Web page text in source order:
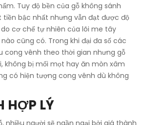
Tuy độ bền của gỗ không sánh
tiền bậc nhất nhưng vẫn đạt được độ
cơ chế tự nhiên của lõi me tây
cũng có. Trong khi đại đa số các
cong vênh theo thời gian nhưng gỗ
không bị mối mọt hay ăn mòn xâm
có hiện tượng cong vênh dù không
HỢP LÝ
nhiều người sẽ ngần ngại bởi giá thành